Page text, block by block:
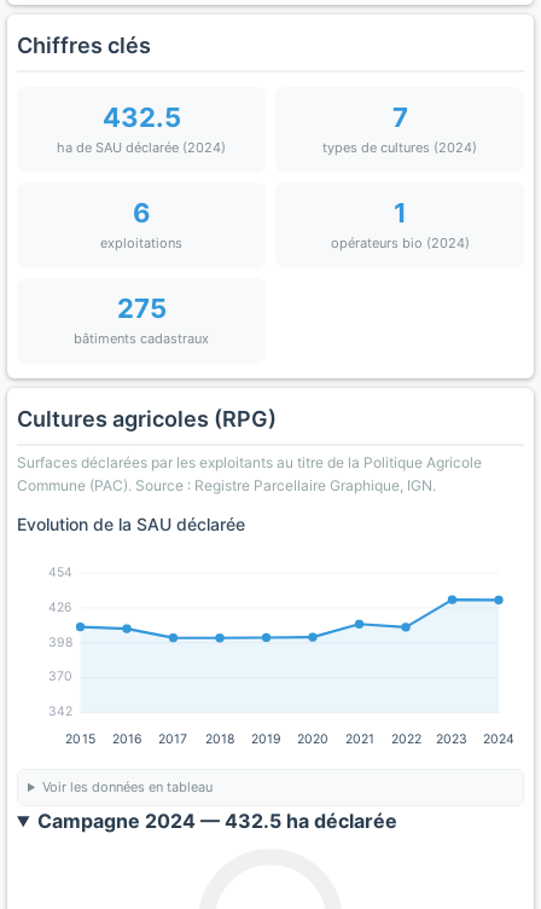
Chiffres clés
432.5
ha de SAU déclarée (2024)
7
types de cultures (2024)
6
exploitations
1
opérateurs bio (2024)
275
bâtiments cadastraux
Cultures agricoles (RPG)
Surfaces déclarées par les exploitants au titre de la Politique Agricole
Commune (PAC). Source : Registre Parcellaire Graphique, IGN.
Evolution de la SAU déclarée
342
370
398
426
454
2015 2016 2017 2018 2019 2020 2021 2022 2023 2024
Voir les données en tableau
Campagne 2024 — 432.5 ha déclarée